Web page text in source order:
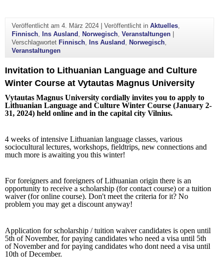
Veröffentlicht am 4. März 2024| Veröffentlicht in Aktuelles,
Finnisch, Ins Ausland Norwegisch, Veranstaltungen|
Verschlagwortet Finnisch, Ins Ausland Norwegisch,
Veranstaltungen
Invitation to Lithuanian Language and Culture
Winter Course at Vytautas Magnus University
Vytautas Magnus University cordially invites you to apply to
Lithuanian Language and Culture Winter Course (January 2-
31, 2024) held online and in the capital city Vilnius.
4 weeks of intensive Lithuanian language classes, various
sociocultural lectures, workshops, fieldtrips, new connections and
much more is awaiting you this winter!
For foreigners and foreigners of Lithuanian origin there is an
opportunity to receive a scholarship (for contact course) or a tuition
waiver (for online course). Don't meet the criteria for it? No
problem you may get a discount anyway!
Application for scholarship / tuition waiver candidates is open until
5th of November, for paying candidates who need a visa until 5th
of November and for paying candidates who dont need a visa until
10th of December.